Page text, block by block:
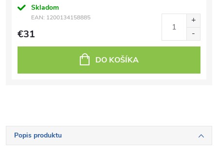
Skladom
EAN: 1200134158885
€31
DO KOŠÍKA
Popis produktu